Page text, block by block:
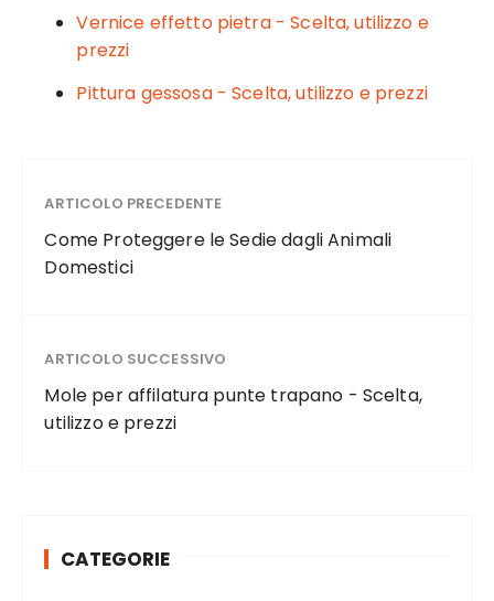
Vernice effetto pietra - Scelta, utilizzo e
prezzi
Pittura gessosa - Scelta, utilizzo e prezzi
ARTICOLO PRECEDENTE
Come Proteggere le Sedie dagli Animali
Domestici
ARTICOLO SUCCESSIVO
Mole per affilatura punte trapano - Scelta,
utilizzo e prezzi
CATEGORIE